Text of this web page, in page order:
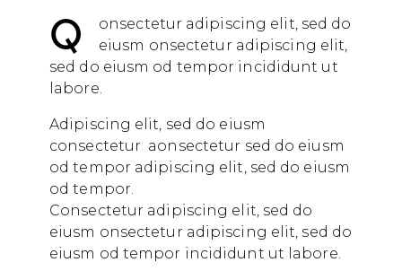
Q
onsectetur adipiscing elit, sed do
eiusm onsectetur adipiscing elit,
sed do eiusm od tempor incididunt ut
labore.
Adipiscing elit, sed do eiusm
consectetur aonsectetur sed do eiusm
od tempor adipiscing elit, sed do eiusm
od tempor.
Consectetur adipiscing elit, sed do
eiusm onsectetur adipiscing elit, sed do
eiusm od tempor incididunt ut labore.